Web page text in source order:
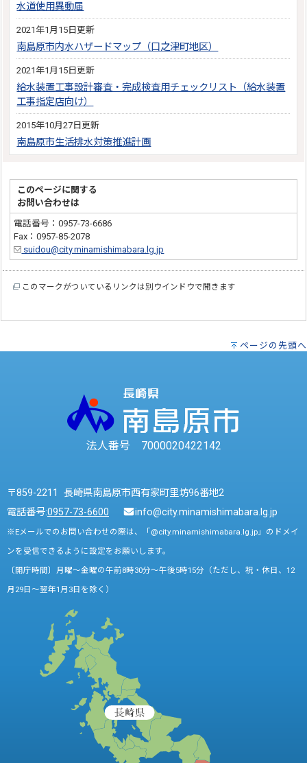
水道使用異動届
2021年1月15日更新
南島原市内水ハザードマップ（口之津町地区）
2021年1月15日更新
給水装置工事設計審査・完成検査用チェックリスト（給水装置
工事指定店向け）
2015年10月27日更新
南島原市生活排水対策推進計画
このページに関する
お問い合わせは
電話番号：0957-73-6686
Fax：0957-85-2078
suidou@city.minamishimabara.lg.jp
このマークがついているリンクは別ウインドウで開きます
ページの先頭へ
法人番号 7000020422142
〒859-2211 長崎県南島原市西有家町里坊96番地2
電話番号:0957-73-6600 info@city.minamishimabara.lg.jp
※Eメールでのお問い合わせの際は、「@city.minamishimabara.lg.jp」のドメイ
ンを受信できるように設定をお願いします。
〔開庁時間〕月曜～金曜の午前8時30分～午後5時15分（ただし、祝・休日、12
月29日～翌年1月3日を除く）